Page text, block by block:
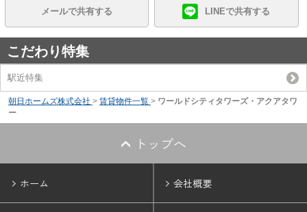
メールで共有する LINEで共有する
こだわり特集
駅近特集
朝日ホームズ株式会社 > 賃貸物件一覧 > ワールドシティタワーズ・アクアタワ
ー
トップへ
ホーム 会社概要